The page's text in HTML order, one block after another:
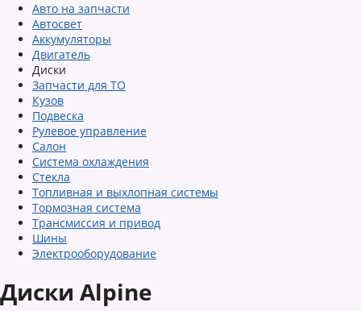
Авто на запчасти
Автосвет
Аккумуляторы
Двигатель
Диски
Запчасти для ТО
Кузов
Подвеска
Рулевое управление
Салон
Система охлаждения
Стекла
Топливная и выхлопная системы
Тормозная система
Трансмиссия и привод
Шины
Электрооборудование
Диски Alpine